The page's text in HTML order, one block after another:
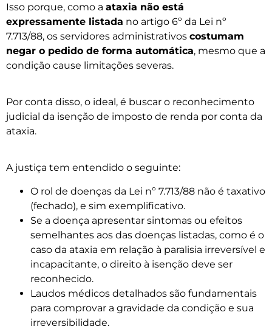
Isso porque, como a ataxia não está
expressamente listada no artigo 6º da Lei nº
7.713/88, os servidores administrativos costumam
negar o pedido de forma automática, mesmo que a
condição cause limitações severas.
Por conta disso, o ideal, é buscar o reconhecimento
judicial da isenção de imposto de renda por conta da
ataxia.
A justiça tem entendido o seguinte:
O rol de doenças da Lei nº 7.713/88 não é taxativo
(fechado), e sim exemplificativo.
Se a doença apresentar sintomas ou efeitos
semelhantes aos das doenças listadas, como é o
caso da ataxia em relação à paralisia irreversível e
incapacitante, o direito à isenção deve ser
reconhecido.
Laudos médicos detalhados são fundamentais
para comprovar a gravidade da condição e sua
irreversibilidade.